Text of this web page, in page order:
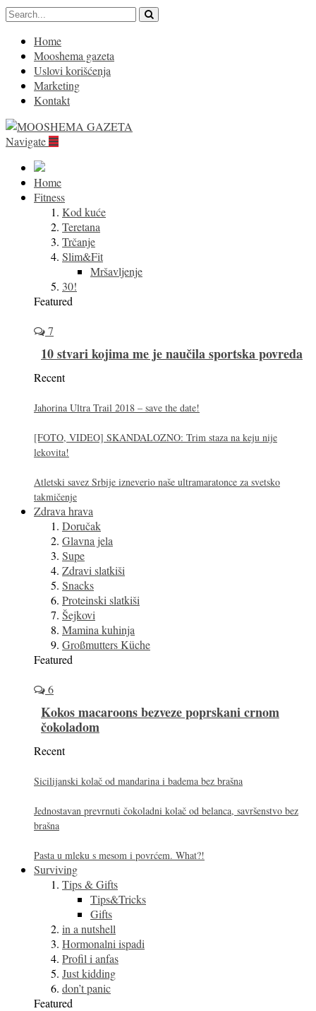
Home
Mooshema gazeta
Uslovi korišćenja
Marketing
Kontakt
Navigate
Home
Fitness
Kod kuće
Teretana
Trčanje
Slim&Fit
Mršavljenje
30!
Featured
7
10 stvari kojima me je naučila sportska povreda
Recent
Jahorina Ultra Trail 2018 – save the date!
[FOTO, VIDEO] SKANDALOZNO: Trim staza na keju nije
lekovita!
Atletski savez Srbije izneverio naše ultramaratonce za svetsko
takmičenje
Zdrava hrava
Doručak
Glavna jela
Supe
Zdravi slatkiši
Snacks
Proteinski slatkiši
Šejkovi
Mamina kuhinja
Großmutters Küche
Featured
6
Kokos macaroons bezveze poprskani crnom
čokoladom
Recent
Sicilijanski kolač od mandarina i badema bez brašna
Jednostavan prevrnuti čokoladni kolač od belanca, savršenstvo bez
brašna
Pasta u mleku s mesom i povrćem. What?!
Surviving
Tips & Gifts
Tips&Tricks
Gifts
in a nutshell
Hormonalni ispadi
Profil i anfas
Just kidding
don’t panic
Featured